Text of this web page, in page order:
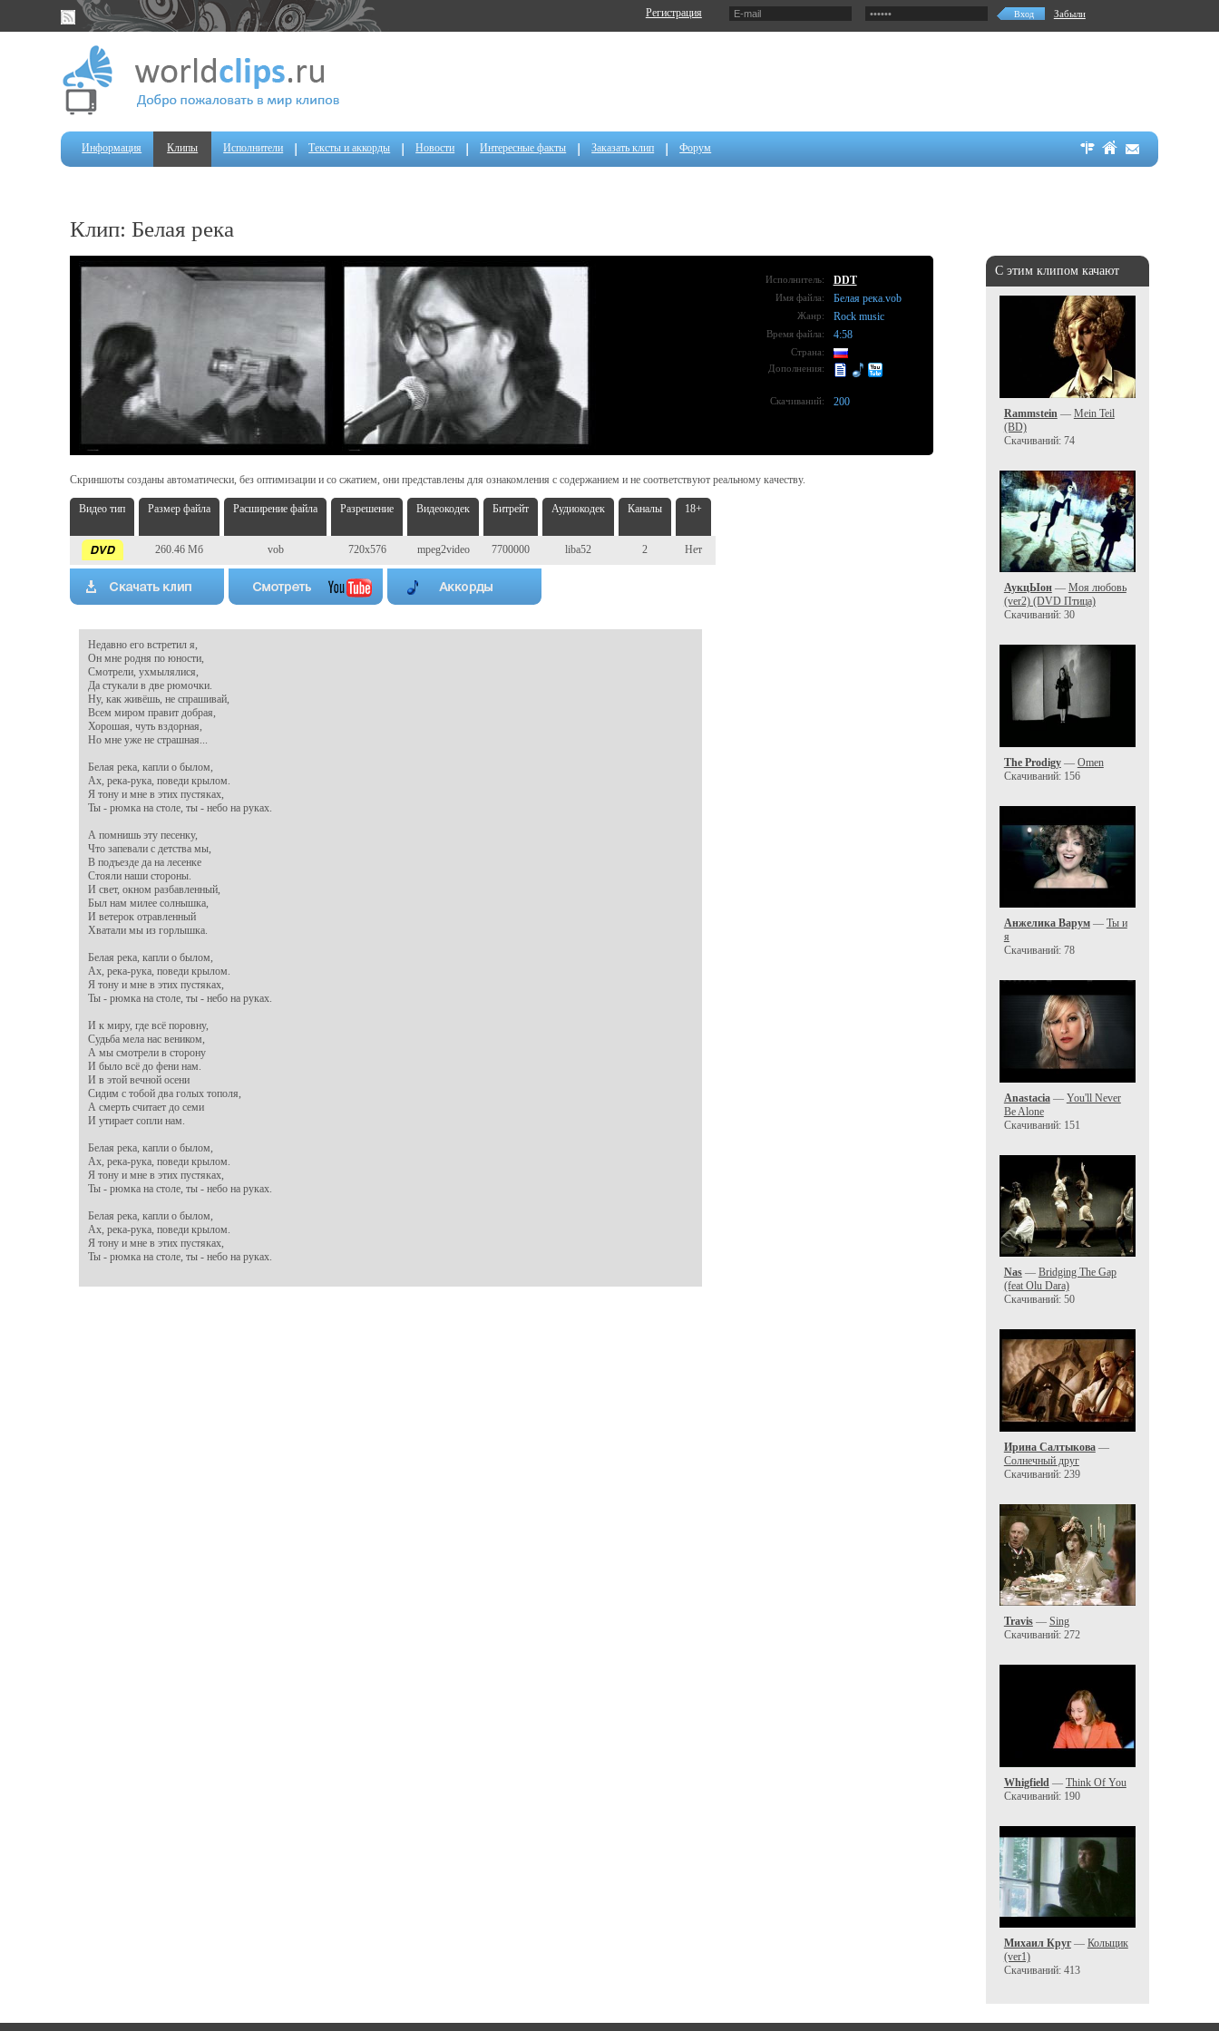
Регистрация Забыли
Информация Клипы Исполнители Тексты и аккорды Новости Интересные факты Заказать клип Форум
Клип: Белая река
С этим клипом качают
Rammstein — Mein Teil
(BD)
Скачиваний: 74
АукцЫон— Моя любовь
(ver2) (DVD Птица)
Скачиваний: 30
The Prodigy— Omen
Скачиваний: 156
Анжелика Варум— Ты и
я
Скачиваний: 78
Anastacia— You'll Never
Be Alone
Скачиваний: 151
Nas— Bridging The Gap
(feat Olu Dara)
Скачиваний: 50
Ирина Салтыкова—
Солнечный друг
Скачиваний: 239
Travis— Sing
Скачиваний: 272
Whigfield — Think Of You
Скачиваний: 190
Михаил Круг— Кольщик
(ver1)
Скачиваний: 413
Исполнитель: DDT
Имя файла: Белая река.vob
Жанр: Rock music
Время файла: 4:58
Страна:
Дополнения:
Скачиваний: 200
Скриншоты созданы автоматически, без оптимизации и со сжатием, они представлены для ознакомления с содержанием и не соответствуют реальному качеству.
Видео тип Размер файла Расширение файла Разрешение Видеокодек Битрейт Аудиокодек Каналы 18+
260.46 Мб vob 720x576 mpeg2video 7700000 liba52 2 Нет
Недавно его встретил я,
Он мне родня по юности,
Смотрели, ухмылялися,
Да стукали в две рюмочки.
Ну, как живёшь, не спрашивай,
Всем миром правит добрая,
Хорошая, чуть вздорная,
Но мне уже не страшная...
Белая река, капли о былом,
Ах, река-рука, поведи крылом.
Я тону и мне в этих пустяках,
Ты - рюмка на столе, ты - небо на руках.
А помнишь эту песенку,
Что запевали с детства мы,
В подъезде да на лесенке
Стояли наши стороны.
И свет, окном разбавленный,
Был нам милее солнышка,
И ветерок отравленный
Хватали мы из горлышка.
Белая река, капли о былом,
Ах, река-рука, поведи крылом.
Я тону и мне в этих пустяках,
Ты - рюмка на столе, ты - небо на руках.
И к миру, где всё поровну,
Судьба мела нас веником,
А мы смотрели в сторону
И было всё до фени нам.
И в этой вечной осени
Сидим с тобой два голых тополя,
А смерть считает до семи
И утирает сопли нам.
Белая река, капли о былом,
Ах, река-рука, поведи крылом.
Я тону и мне в этих пустяках,
Ты - рюмка на столе, ты - небо на руках.
Белая река, капли о былом,
Ах, река-рука, поведи крылом.
Я тону и мне в этих пустяках,
Ты - рюмка на столе, ты - небо на руках.